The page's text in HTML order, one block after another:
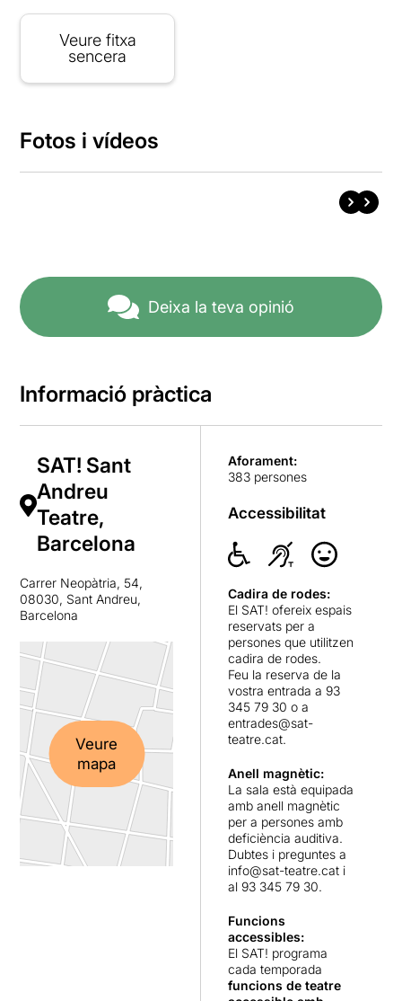
Veure fitxa
sencera
Fotos i vídeos
Deixa la teva opinió
Informació pràctica
SAT! Sant
Andreu
Teatre,
Barcelona
Carrer Neopàtria, 54,
08030, Sant Andreu,
Barcelona
Veure
mapa
Aforament:
383 persones
Accessibilitat
Cadira de rodes:
El SAT! ofereix espais
reservats per a
persones que utilitzen
cadira de rodes.
Feu la reserva de la
vostra entrada a 93
345 79 30 o a
entrades@sat-
teatre.cat.
Anell magnètic:
La sala està equipada
amb anell magnètic
per a persones amb
deficiència auditiva.
Dubtes i preguntes a
info@sat-teatre.cat i
al 93 345 79 30.
Funcions
accessibles:
El SAT! programa
cada temporada
funcions de teatre